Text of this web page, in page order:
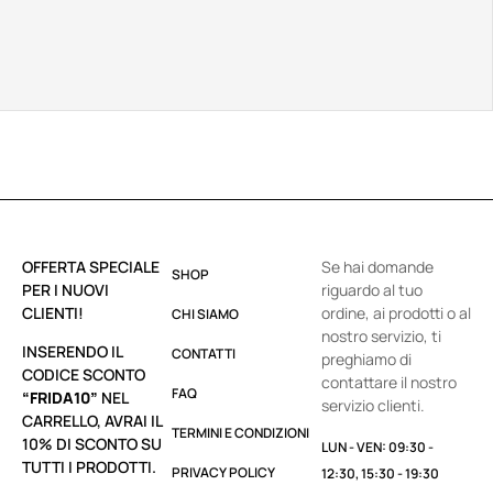
OFFERTA SPECIALE
PER I NUOVI
CLIENTI!
INSERENDO IL
CODICE SCONTO
“FRIDA10” NEL
CARRELLO, AVRAI IL
10% DI SCONTO SU
TUTTI I PRODOTTI.
SHOP
CHI SIAMO
CONTATTI
FAQ
TERMINI E CONDIZIONI
PRIVACY POLICY
Se hai domande
riguardo al tuo
ordine, ai prodotti o al
nostro servizio, ti
preghiamo di
contattare il nostro
servizio clienti.
LUN - VEN: 09:30 -
12:30, 15:30 - 19:30